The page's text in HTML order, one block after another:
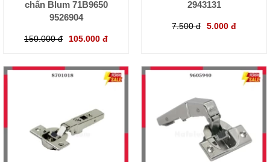
chấn Blum 71B9650
9526904
150.000 đ 105.000 đ
2943131
7.500 đ 5.000 đ